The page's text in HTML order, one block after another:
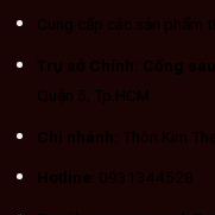
Cung cấp các sản phẩm
Trụ sở Chính: Cổng
Quận 5, Tp.HCM
Chi nhánh: Thôn Kim
Hotline : 0931344528